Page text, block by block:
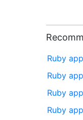
Ruby
Ruby
Ruby
Ruby